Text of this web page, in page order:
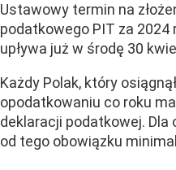
Ustawowy termin na
podatkowego PIT za 2024
upływa już w środę 30
Każdy Polak, który
opodatkowaniu co roku
deklaracji podatkowej.
od tego obowiązku